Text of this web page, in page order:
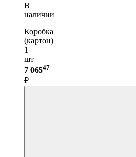
В
наличии
Коробка
(картон)
1
шт —
7 06547
₽